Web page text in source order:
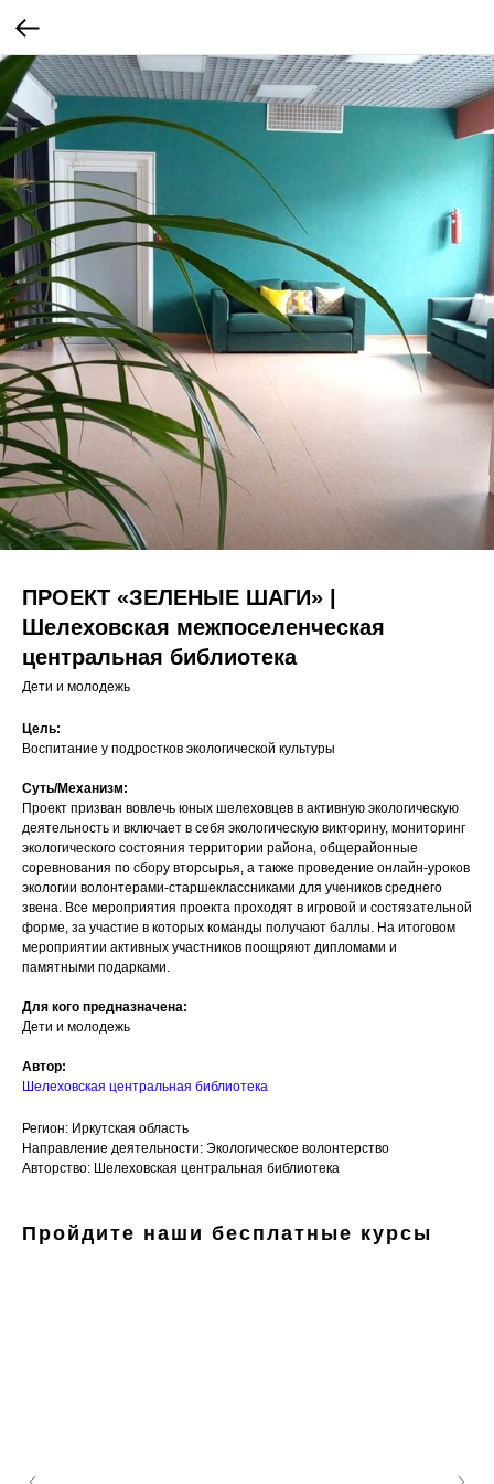
ПРОЕКТ «ЗЕЛЕНЫЕ ШАГИ» |
Шелеховская межпоселенческая
центральная библиотека
Дети и молодежь
Цель:
Воспитание у подростков экологической культуры
Суть/Механизм:
Проект призван вовлечь юных шелеховцев в активную экологическую
деятельность и включает в себя экологическую викторину, мониторинг
экологического состояния территории района, общерайонные
соревнования по сбору вторсырья, а также проведение онлайн-уроков
экологии волонтерами-старшеклассниками для учеников среднего
звена. Все мероприятия проекта проходят в игровой и состязательной
форме, за участие в которых команды получают баллы. На итоговом
мероприятии активных участников поощряют дипломами и
памятными подарками.
Для кого предназначена:
Дети и молодежь
Автор:
Шелеховская центральная библиотека
Регион: Иркутская область
Направление деятельности: Экологическое волонтерство
Авторство: Шелеховская центральная библиотека
Пройдите наши бесплатные курсы